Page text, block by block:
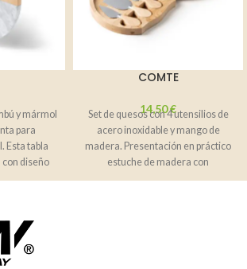
y mármol
para
Esta tabla
diseño
COMTE
14,50€
Set de quesos con 4 utensilios de
acero inoxidable y mango de
madera. Presentación en práctico
estuche de madera con